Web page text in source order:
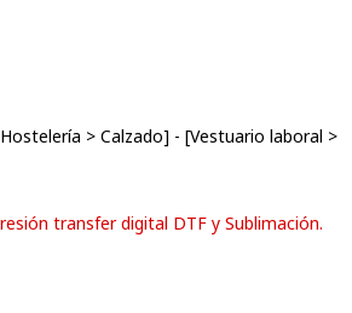
Hostelería > Calzado] - [Vestuario laboral >
transfer digital DTF y Sublimación.